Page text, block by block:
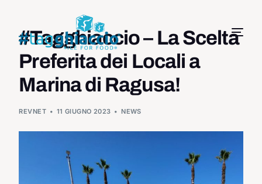
#Tagghiaccio – La Scelta
Preferita dei Locali a
Marina di Ragusa!
REVNET 11 GIUGNO 2023 NEWS